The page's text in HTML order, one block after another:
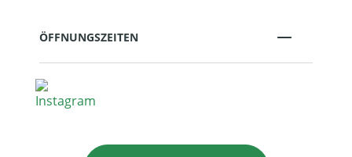
ÖFFNUNGSZEITEN